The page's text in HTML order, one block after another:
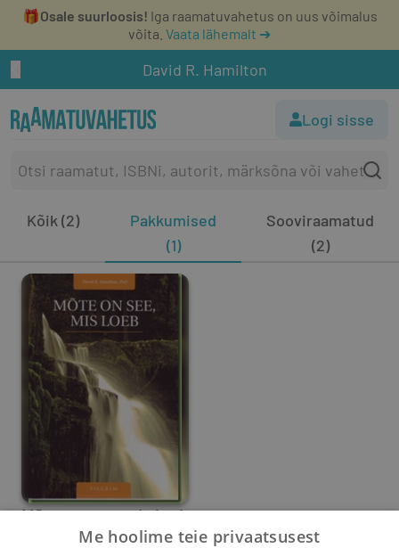
🎁Osale suurloosis! Iga raamatuvahetus on uus võimalus
võita. Vaata lähemalt ➔
David R. Hamilton
Logi sisse
Kõik (2)
Pakkumised
(1)
Sooviraamatud
(2)
Mõte on see, mis loeb
Me hoolime teie privaatsusest